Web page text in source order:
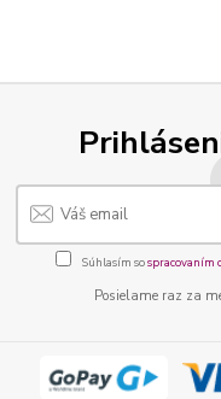
Súhlasím sospracovaním
Posielame raz za